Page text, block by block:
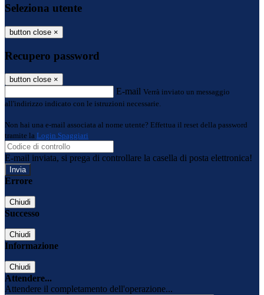
Seleziona utente
button close ×
Recupero password
button close ×
E-mail Verrà inviato un messaggio
all'indirizzo indicato con le istruzioni necessarie.
Non hai una e-mail associata al nome utente? Effettua il reset della password
tramite la Login Spaggiari
E-mail inviata, si prega di controllare la casella di posta elettronica!
Errore
Chiudi
Successo
Chiudi
Informazione
Chiudi
Attendere...
Attendere il completamento dell'operazione...